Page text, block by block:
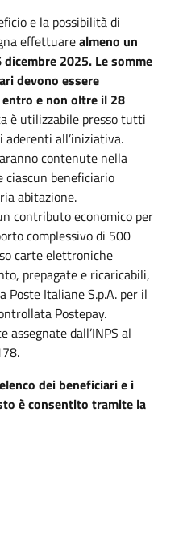
e la possibilità di
effettuarealmeno un
2025. Le somme
devono essere
e non oltre il 28
è utilizzabile presso tutti
aderenti all’iniziativa.
contenute nella
beneficiario
abitazione.
contributo economico per
complessivo di 500
carte elettroniche
prepagate e ricaricabili,
Poste Italiane S.p.A. per il
Postepay.
assegnate dall’INPS al
dei beneficiari e i
è consentito tramite la